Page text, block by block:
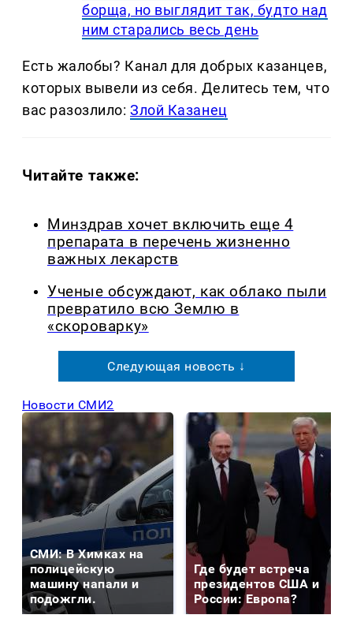
борща, но выглядит так, будто над
ним старались весь день
Есть жалобы? Канал для добрых казанцев,
которых вывели из себя. Делитеcь тем, что
вас разозлило:Злой Казанец
Читайте также:
Минздрав хочет включить еще 4
препарата в перечень жизненно
важных лекарств
Ученые обсуждают, как облако пыли
превратило всю Землю в
«скороварку»
Следующая новость ↓
Новости СМИ2
СМИ: В Химках на
полицейскую
машину напали и
подожгли.
Где будет встреча
президентов США и
России: Европа?